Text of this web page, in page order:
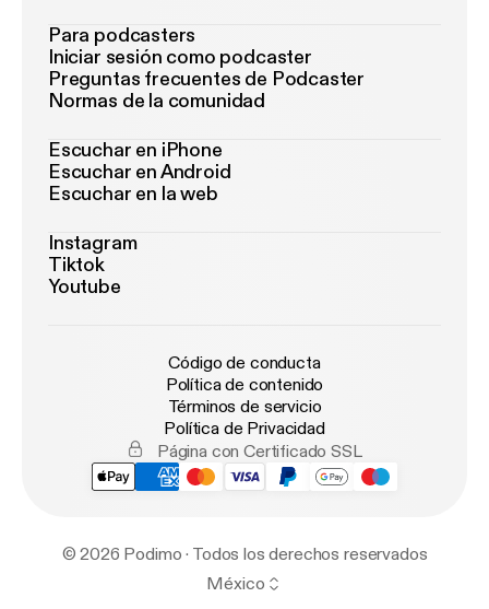
Para podcasters
Iniciar sesión como podcaster
Preguntas frecuentes de Podcaster
Normas de la comunidad
Escuchar en iPhone
Escuchar en Android
Escuchar en la web
Instagram
Tiktok
Youtube
Código de conducta
Política de contenido
Términos de servicio
Política de Privacidad
Página con Certificado SSL
© 2026 Podimo · Todos los derechos reservados
México